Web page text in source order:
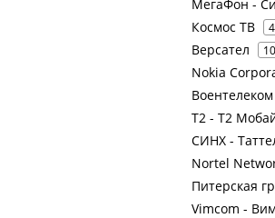
МегаФон -
Космос ТВ
Версател 10
Nokia
Т2 - Т2
СИНХ -
Nortel
Питерская
Vimcom -